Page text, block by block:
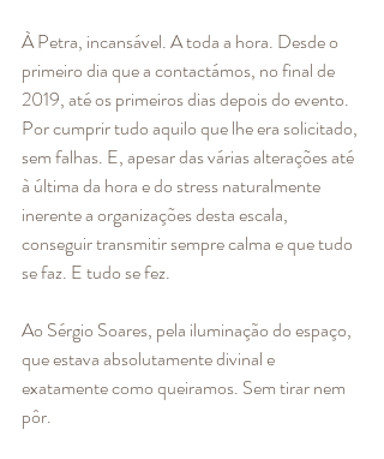
À Petra, incansável. A toda a hora. Desde o
primeiro dia que a contactámos, no final de
2019, até os primeiros dias depois do evento.
Por cumprir tudo aquilo que lhe era solicitado,
sem falhas. E, apesar das várias alterações até
à última da hora e do stress naturalmente
inerente a organizações desta escala,
conseguir transmitir sempre calma e que tudo
se faz. E tudo se fez.
Ao Sérgio Soares, pela iluminação do espaço,
que estava absolutamente divinal e
exatamente como queiramos. Sem tirar nem
pôr.